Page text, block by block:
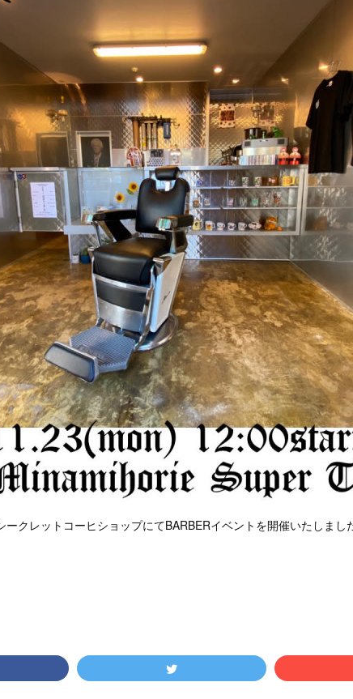
ークレットコーヒショップにてBARBERイベントを開催いたしまし